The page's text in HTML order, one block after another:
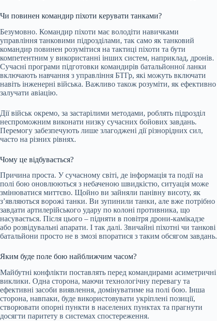
Чи повинен командир піхоти керувати танками?
Безумовно. Командир піхоти має володіти навичками
управління танковими підрозділами, так само як танковий
командир повинен розумітися на тактиці піхоти та бути
компетентним у використанні інших систем, наприклад, дронів.
Сучасні програми підготовки командирів батальйонної ланки
включають навчання з управління БТГр, які можуть включати
навіть інженерні війська. Важливо також розуміти, як ефективно
залучати авіацію.
Дії військ окремо, за застарілими методами, роблять підрозділ
неспроможним виконати низку сучасних бойових завдань.
Перемогу забезпечують лише злагоджені дії різнорідних сил,
часто на різних рівнях.
Чому це відбувається?
Причина проста. У сучасному світі, де інформація та події на
полі бою оновлюються з небаченою швидкістю, ситуація може
змінюватися миттєво. Щойно ви зайняли панівну висоту, як
з’являються ворожі танки. Ви зупинили танки, але вже потрібно
завдати артилерійського удару по колоні противника, що
насувається. Після цього – підняти в повітря дрони-камікадзе
або розвідувальні апарати. І так далі. Звичайні піхотні чи танкові
батальйони просто не в змозі впоратися з таким обсягом завдань.
Яким буде поле бою найближчим часом?
Майбутні конфлікти поставлять перед командирами асиметричні
виклики. Одна сторона, маючи технологічну перевагу та
ефективні засоби виявлення, домінуватиме на полі бою. Інша
сторона, навпаки, буде використовувати укріплені позиції,
створювати опорні пункти в населених пунктах та прагнути
досягти паритету в системах спостереження.